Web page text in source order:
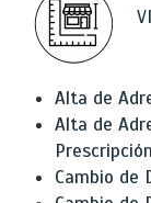
Alta de
Alta de
Cambio de